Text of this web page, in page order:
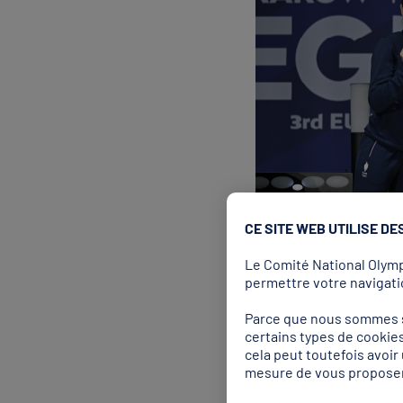
Escrime : les
Comme les garçons il y
CE SITE WEB UTILISE
Le Comité National
permettre votre
Parce que nous
certains types de
cela peut toutefois avoir
mesure de vous